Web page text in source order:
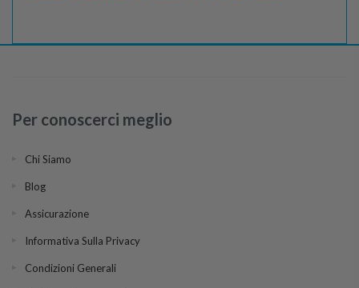
Per conoscerci meglio
Chi Siamo
Blog
Assicurazione
Informativa Sulla Privacy
Condizioni Generali